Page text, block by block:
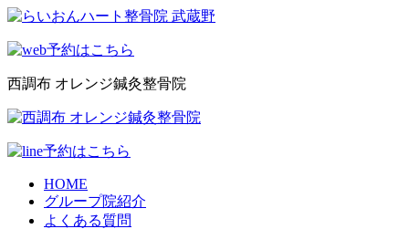
西調布 オレンジ鍼灸整骨院
HOME
グループ院紹介
よくある質問